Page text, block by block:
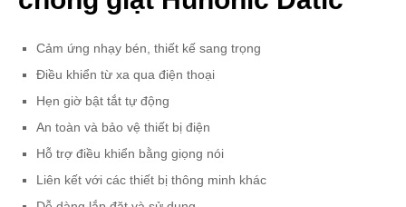
Cảm ứng nhạy bén, thiết kế sang trọng
Điều khiển từ xa qua điện thoại
Hẹn giờ bật tắt tự động
An toàn và bảo vệ thiết bị điện
Hỗ trợ điều khiển bằng giọng nói
Liên kết với các thiết bị thông minh khác